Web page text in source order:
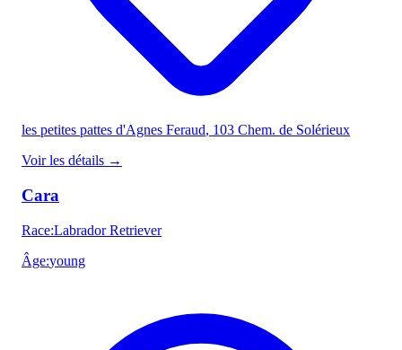
les petites pattes d'Agnes Feraud, 103 Chem. de Solérieux
Voir les détails →
Cara
Race:Labrador Retriever
Âge:young